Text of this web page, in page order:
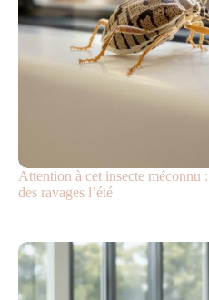
Attention à cet insecte méconnu
des ravages l’été